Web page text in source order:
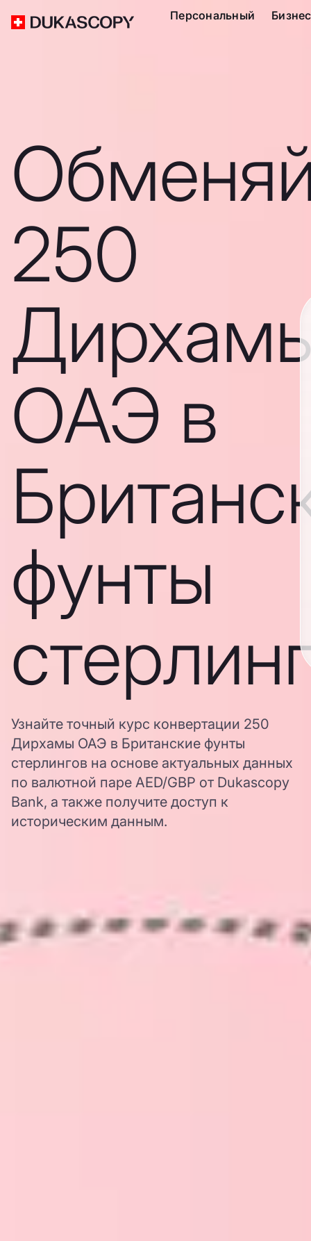
Персональный Бизнес
250
ОАЭ в
фунты
Узнайте точный курс конвертации 250
Дирхамы ОАЭ в Британские фунты
стерлингов на основе актуальных данных
по валютной паре AED/GBP от Dukascopy
Bank, а также получите доступ к
историческим данным.